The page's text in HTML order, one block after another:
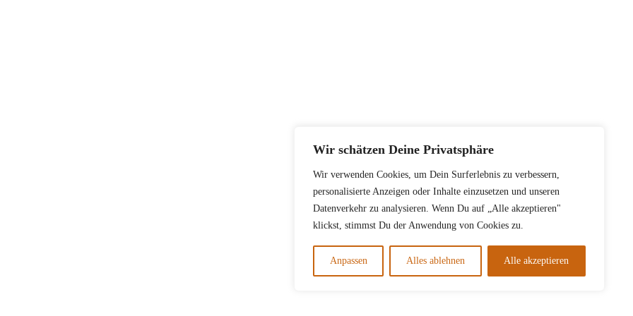
Wir schätzen Deine Privatsphäre
Wir verwenden Cookies, um Dein Surferlebnis zu verbessern,
personalisierte Anzeigen oder Inhalte einzusetzen und unseren
Datenverkehr zu analysieren. Wenn Du auf „Alle akzeptieren"
klickst, stimmst Du der Anwendung von Cookies zu.
Anpassen Alles ablehnen Alle akzeptieren